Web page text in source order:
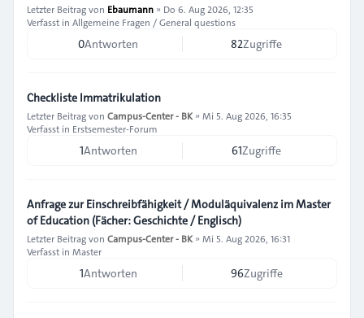
Letzter Beitrag von Ebaumann » Do 6. Aug 2026, 12:35
Verfasst in Allgemeine Fragen / General questions
0Antworten 82Zugriffe
Checkliste Immatrikulation
Letzter Beitrag von Campus-Center - BK» Mi 5. Aug 2026, 16:35
Verfasst in Erstsemester-Forum
1Antworten 61Zugriffe
Anfrage zur Einschreibfähigkeit / Moduläquivalenz im Master
of Education (Fächer: Geschichte / Englisch)
Letzter Beitrag von Campus-Center - BK» Mi 5. Aug 2026, 16:31
Verfasst in Master
1Antworten 96Zugriffe